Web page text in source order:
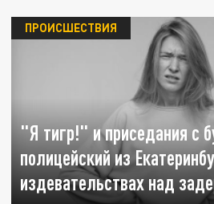
"Я тигр!" и приседания с
полицейский из
издевательствах над
ПРОИСШЕСТВИЯ